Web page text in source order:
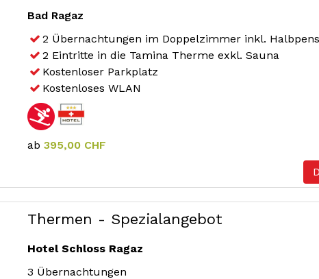
Bad Ragaz
2 Übernachtungen im Doppelzimmer inkl.
2 Eintritte in die Tamina Therme exkl. Sauna
Kostenloser Parkplatz
Kostenloses WLAN
ab 395,00 CHF
Thermen - Spezialangebot
Hotel Schloss Ragaz
3 Übernachtungen